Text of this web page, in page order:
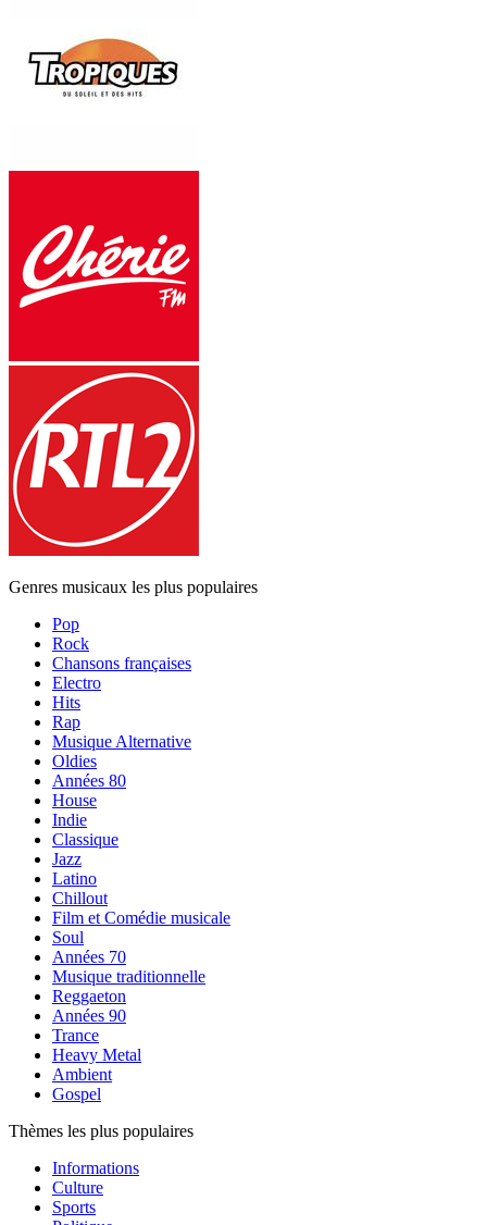
Genres musicaux les plus populaires
Pop
Rock
Chansons françaises
Electro
Hits
Rap
Musique Alternative
Oldies
Années 80
House
Indie
Classique
Jazz
Latino
Chillout
Film et Comédie musicale
Soul
Années 70
Musique traditionnelle
Reggaeton
Années 90
Trance
Heavy Metal
Ambient
Gospel
Thèmes les plus populaires
Informations
Culture
Sports